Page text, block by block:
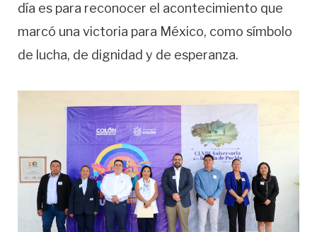
día es para reconocer el acontecimiento que
marcó una victoria para México, como símbolo
de lucha, de dignidad y de esperanza.